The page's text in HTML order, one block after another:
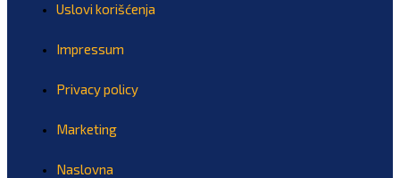
Uslovi korišćenja
Impressum
Privacy policy
Marketing
Naslovna